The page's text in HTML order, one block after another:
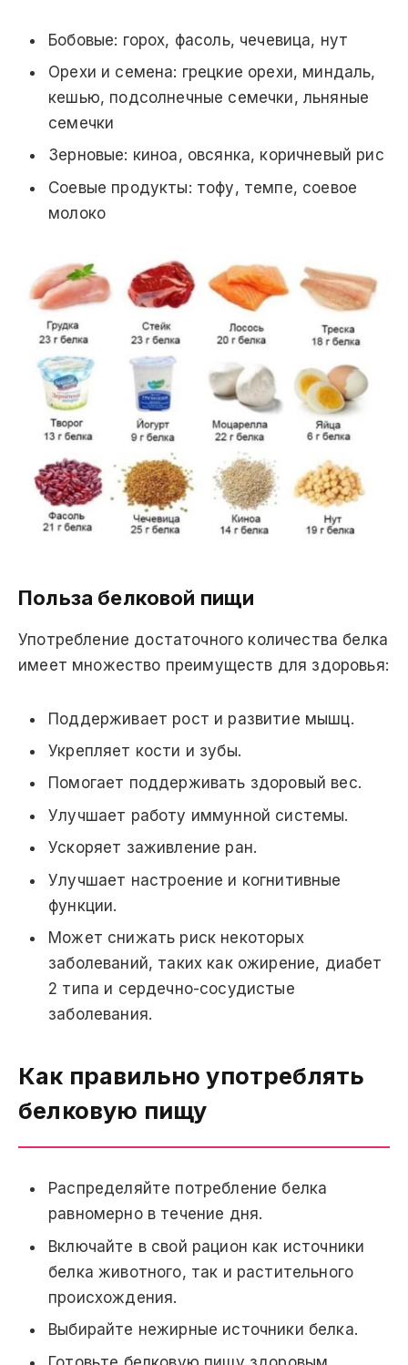
Бобовые: горох, фасоль, чечевица, нут
Орехи и семена: грецкие орехи, миндаль,
кешью, подсолнечные семечки, льняные
семечки
Зерновые: киноа, овсянка, коричневый рис
Соевые продукты: тофу, темпе, соевое
молоко
Польза белковой пищи
Употребление достаточного количества белка
имеет множество преимуществ для здоровья:
Поддерживает рост и развитие мышц.
Укрепляет кости и зубы.
Помогает поддерживать здоровый вес.
Улучшает работу иммунной системы.
Ускоряет заживление ран.
Улучшает настроение и когнитивные
функции.
Может снижать риск некоторых
заболеваний, таких как ожирение, диабет
2 типа и сердечно-сосудистые
заболевания.
Как правильно употреблять
белковую пищу
Распределяйте потребление белка
равномерно в течение дня.
Включайте в свой рацион как источники
белка животного, так и растительного
происхождения.
Выбирайте нежирные источники белка.